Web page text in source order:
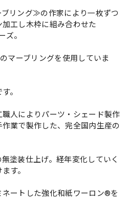
リング≫の作家により一枚ずつ
工し木枠に組み合わせた
ズ。
マーブリングを使用していま
。
人によりパーツ・シェード製作
業で製作した、完全国内生産の
塗装仕上げ。経年変化していく
す。
ートした強化和紙ワーロン®を